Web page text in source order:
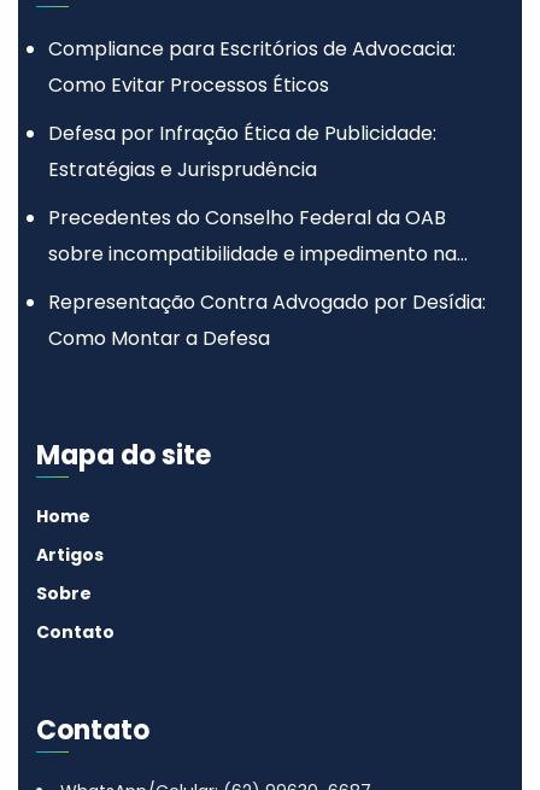
Compliance para Escritórios de Advocacia:
Como Evitar Processos Éticos
Defesa por Infração Ética de Publicidade:
Estratégias e Jurisprudência
Precedentes do Conselho Federal da OAB
sobre incompatibilidade e impedimento na
advocacia
Representação Contra Advogado por Desídia:
Como Montar a Defesa
Mapa do site
Home
Artigos
Sobre
Contato
Contato